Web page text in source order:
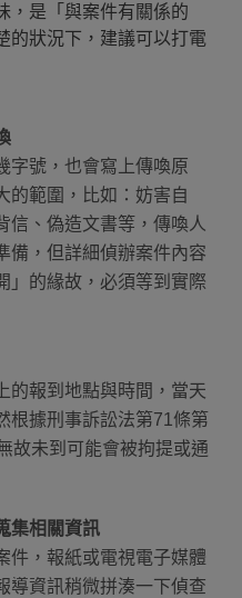
，是「與案件有關係的
的狀況下，建議可以打電
字號，也會寫上傳喚原
的範圍，比如：妨害自
信、偽造文書等，傳喚人
備，但詳細偵辦案件內容
」的緣故，必須等到實際
的報到地點與時間，當天
根據刑事訴訟法第71條第
故未到可能會被拘提或通
集相關資訊
件，報紙或電視電子媒體
導資訊稍微拼湊一下偵查